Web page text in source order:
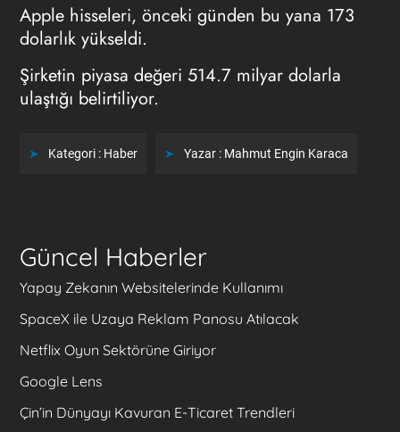
Apple hisseleri, önceki günden bu yana 173
dolarlık yükseldi.
Şirketin piyasa değeri 514.7 milyar dolarla
ulaştığı belirtiliyor.
Kategori : Haber Yazar : Mahmut Engin Karaca
Güncel Haberler
Yapay Zekanın Websitelerinde Kullanımı
SpaceX ile Uzaya Reklam Panosu Atılacak
Netflix Oyun Sektörüne Giriyor
Google Lens
Çin’in Dünyayı Kavuran E-Ticaret Trendleri